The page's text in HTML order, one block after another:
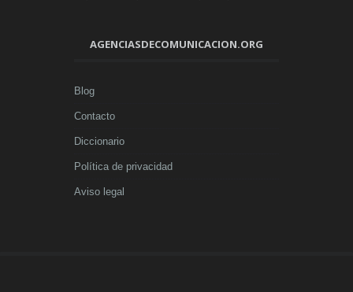
AGENCIASDECOMUNICACION.ORG
Blog
Contacto
Diccionario
Política de privacidad
Aviso legal